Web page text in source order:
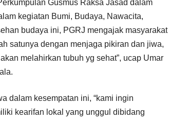
Gusmus Raksa Jasad dalam
kegiatan Bumi, Budaya, Nawacita,
budaya ini, PGRJ mengajak masyarakat
satunya dengan menjaga pikiran dan jiwa,
melahirkan tubuh yg sehat”, ucap Umar
dalam kesempatan ini, “kami ingin
kearifan lokal yang unggul dibidang